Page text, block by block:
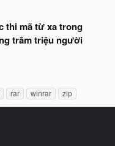
thi mã từ xa trong
trăm triệu người
rar winrar zip